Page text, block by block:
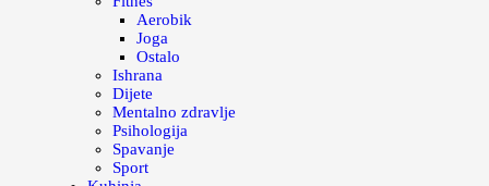
Aerobik
Joga
Ostalo
Ishrana
Dijete
Mentalno zdravlje
Psihologija
Spavanje
Sport